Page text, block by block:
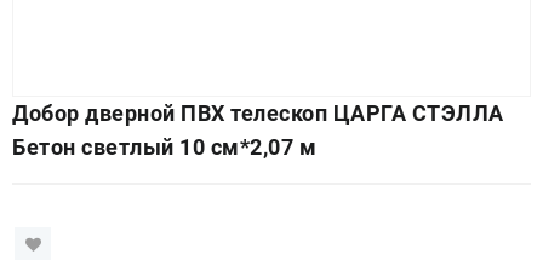
Добор дверной ПВХ телескоп ЦАРГА СТЭЛЛА
Бетон светлый 10 см*2,07 м